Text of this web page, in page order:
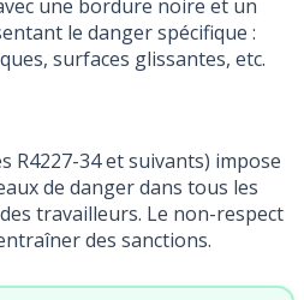
une bordure noire et un
le danger spécifique :
surfaces glissantes, etc.
R4227-34 et suivants) impose
de danger dans tous les
travailleurs. Le non-respect
des sanctions.